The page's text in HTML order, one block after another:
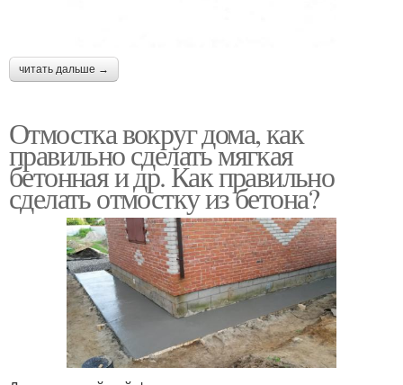
читать дальше →
Отмостка вокруг дома, как
правильно сделать мягкая
бетонная и др. Как правильно
сделать отмостку из бетона?